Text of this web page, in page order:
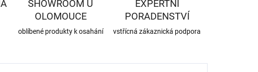
SHOWROOM U
OLOMOUCE
oblíbené produkty k osahání
EXPERTNÍ
PORADENSTVÍ
vstřícná zákaznická podpora